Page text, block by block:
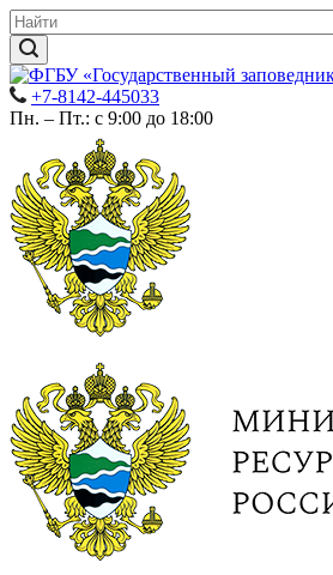
+7-8142-445033
Пн. – Пт.: с 9:00 до 18:00